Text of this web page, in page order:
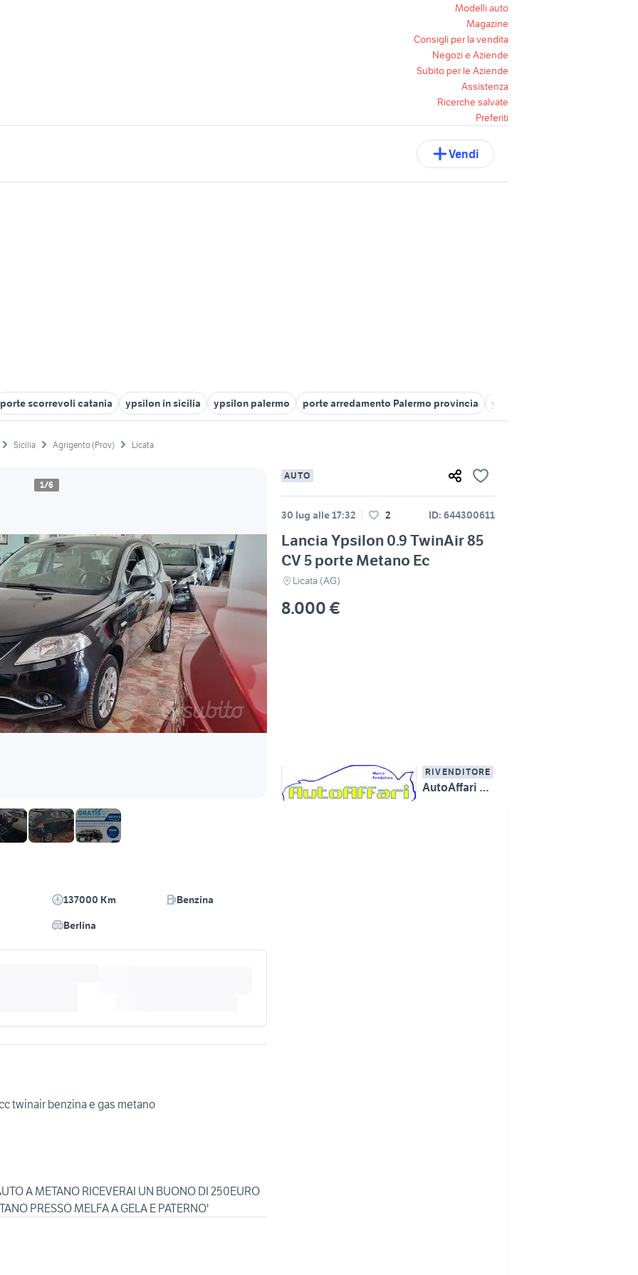
Modelli auto
Magazine
Consigli per la vendita
Negozi e Aziende
Subito per le Aziende
Assistenza
Ricerche salvate
Preferiti
Vendi
porte scorrevoli catania ypsilon in sicilia ypsilon palermo porte arredamento Palermo provincia ypsilon a ragusa e provincia
Sicilia Agrigento (Prov) Licata
1/6
AUTO
30 lug alle 17:32 2 ID: 644300611
Lancia Ypsilon 0.9 TwinAir 85
CV 5 porte Metano Ec
Licata (AG)
8.000 €
RIVENDITORE
AutoAffari Marco Pendolino SS115 km233 Licata (AG)
137000 Km
Benzina
Berlina
twinair benzina e gas metano
A METANO RICEVERAI UN BUONO DI 250EURO